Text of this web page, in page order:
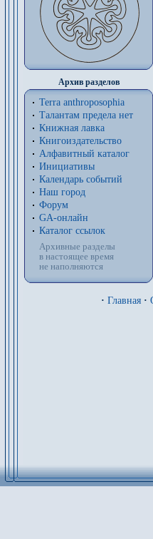
Архив разделов
Terra anthroposophia
Талантам предела нет
Книжная лавка
Книгоиздательство
Алфавитный каталог
Инициативы
Календарь событий
Наш город
Форум
GA-онлайн
Каталог ссылок
Архивные разделы
в настоящее время
не наполняются
· Главная ·